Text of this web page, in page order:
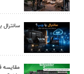
سانترال
مقایسه